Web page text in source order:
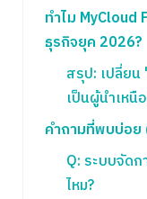
ทำไม
ธุรกิจยุค 2026?
สรุป: เปลี่ย
เป็นผู้นำเหนื
คำถามที่พบบ่อย
Q: ระบบจัด
ไหม?